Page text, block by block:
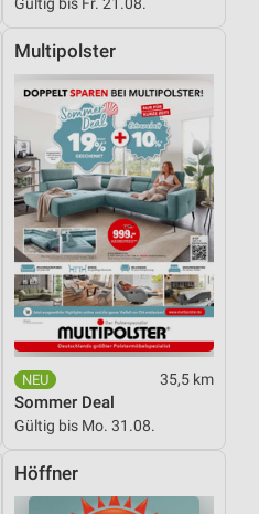
Multipolster
35,5 km
Sommer Deal
Gültig bis Mo. 31.08.
Höffner